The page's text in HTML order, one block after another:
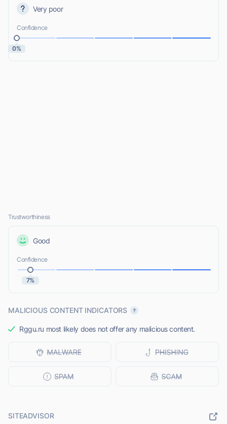
Very poor
Confidence
0%
Trustworthiness
Good
Confidence
7%
MALICIOUS CONTENT INDICATORS
Rggu.ru most likely does not offer any malicious content.
SITEADVISOR